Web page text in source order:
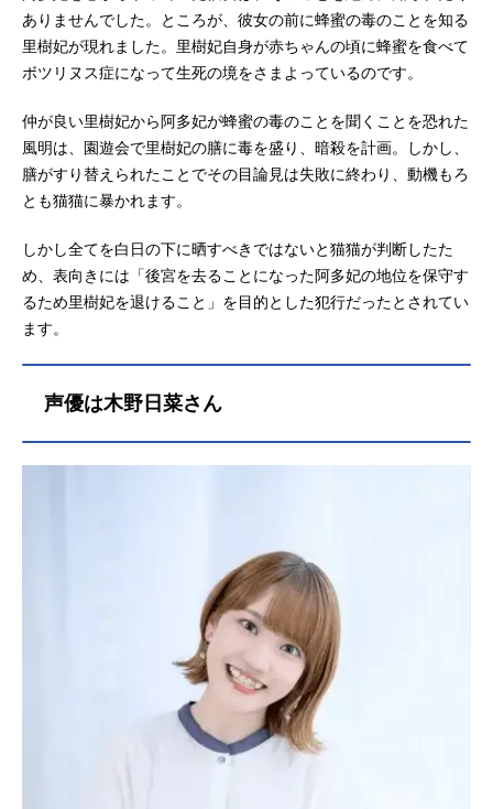
ありませんでした。ところが、彼女の前に蜂蜜の毒のことを知る
里樹妃が現れました。里樹妃自身が赤ちゃんの頃に蜂蜜を食べて
ボツリヌス症になって生死の境をさまよっているのです。
仲が良い里樹妃から阿多妃が蜂蜜の毒のことを聞くことを恐れた
風明は、園遊会で里樹妃の膳に毒を盛り、暗殺を計画。しかし、
膳がすり替えられたことでその目論見は失敗に終わり、動機もろ
とも猫猫に暴かれます。
しかし全てを白日の下に晒すべきではないと猫猫が判断したた
め、表向きには「後宮を去ることになった阿多妃の地位を保守す
るため里樹妃を退けること」を目的とした犯行だったとされてい
ます。
声優は木野日菜さん